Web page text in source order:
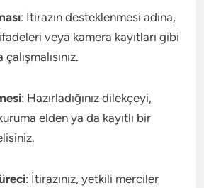
: İtirazın desteklenmesi adına,
veya kamera kayıtları gibi
: Hazırladığınız dilekçeyi,
elden ya da kayıtlı bir
: İtirazınız, yetkili merciler